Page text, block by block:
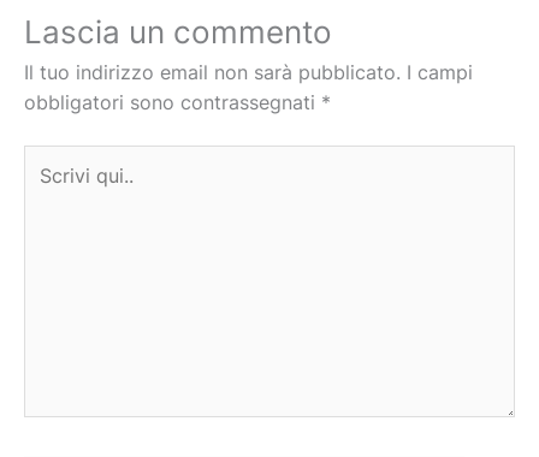
Lascia un commento
Il tuo indirizzo email non sarà pubblicato. I campi
obbligatori sono contrassegnati *
qui..